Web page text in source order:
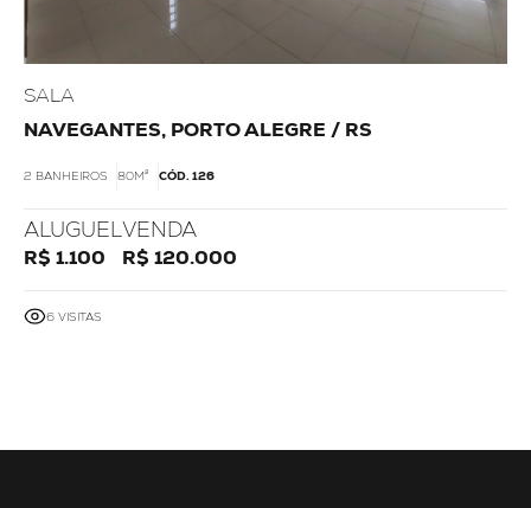
SALA
NAVEGANTES, PORTO ALEGRE / RS
2 BANHEIROS 80M² CÓD. 126
ALUGUEL
R$ 1.100
VENDA
R$ 120.000
6 VISITAS